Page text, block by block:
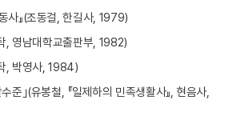
사』(조동걸, 한길사, 1979)
, 영남대학교출판부, 1982)
, 박영사, 1984)
준｣(유봉철, 『일제하의 민족생활사』, 현음사,